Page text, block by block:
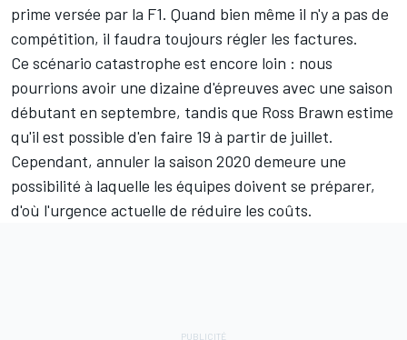
prime versée par la F1. Quand bien même il n'y a pas de
compétition, il faudra toujours régler les factures.
Ce scénario catastrophe est encore loin : nous
pourrions avoir une dizaine d'épreuves avec une saison
débutant en septembre, tandis que Ross Brawn estime
qu'il est possible d'en faire 19 à partir de juillet.
Cependant, annuler la saison 2020 demeure une
possibilité à laquelle les équipes doivent se préparer,
d'où l'urgence actuelle de réduire les coûts.